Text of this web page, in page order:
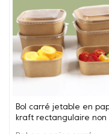
Bol carré jetable en
kraft rectangulaire non